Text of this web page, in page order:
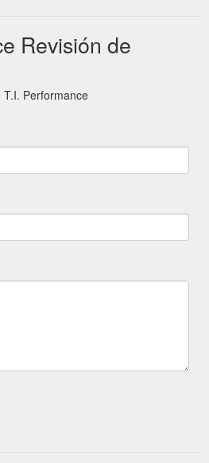
Revisión de
Performance